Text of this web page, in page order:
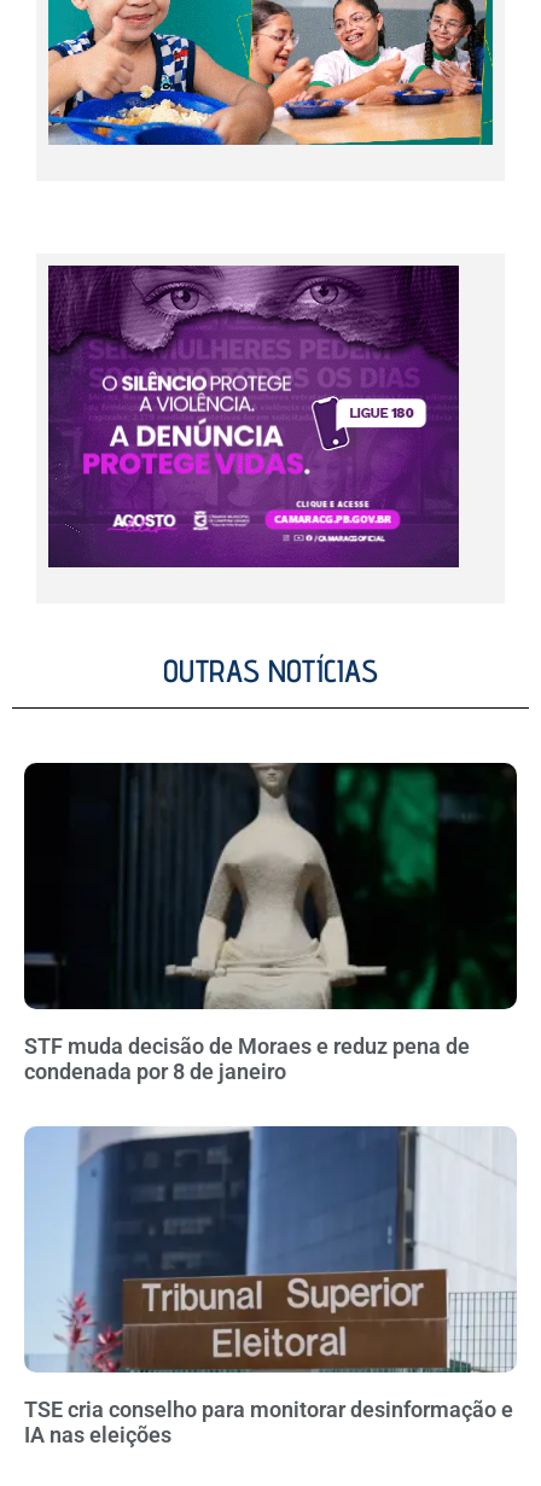
OUTRAS NOTÍCIAS
STF muda decisão de Moraes e reduz pena de
condenada por 8 de janeiro
TSE cria conselho para monitorar desinformação e
IA nas eleições